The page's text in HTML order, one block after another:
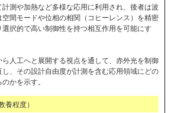
測や加熱など多様な応用に利用され、後者は波
間モードや位相の相関（コヒーレンス）を精密
択的で高い制御性を持つ相互作用を可能にす
人工へと展開する視点を通して、赤外光を制御
、その設計自由度が計測を含む応用領域にどの
かを示す。
養程度）